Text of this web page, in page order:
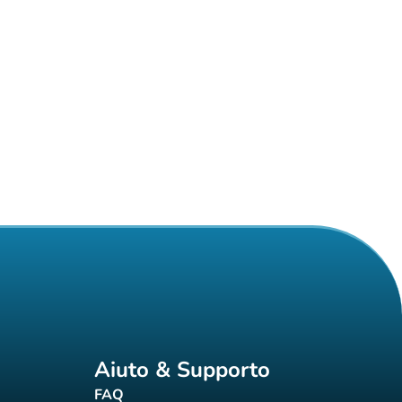
Aiuto & Supporto
FAQ